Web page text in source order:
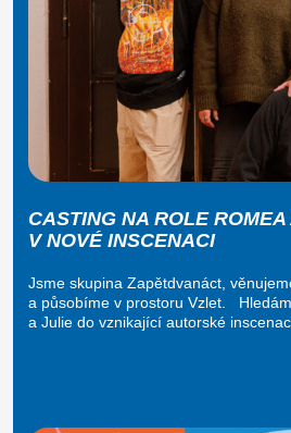
CASTING NA ROLE
V NOVÉ INSCENACI
Jsme skupina Zapětdvanáct,
a působíme v prostoru Vzlet.
a Julie do vznikající autorské